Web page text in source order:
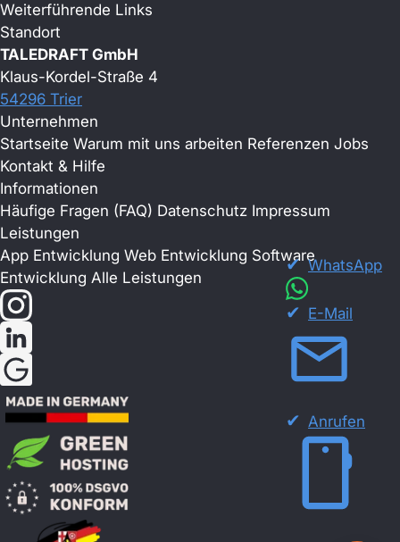
Weiterführende Links
Standort
TALEDRAFT GmbH
Klaus-Kordel-Straße 4
54296 Trier
Unternehmen
Startseite Warum mit uns arbeiten Referenzen Jobs
Kontakt & Hilfe
Informationen
Häufige Fragen (FAQ) Datenschutz Impressum
Leistungen
App Entwicklung Web Entwicklung Software
Entwicklung Alle Leistungen
Anrufen
E-Mail
WhatsApp